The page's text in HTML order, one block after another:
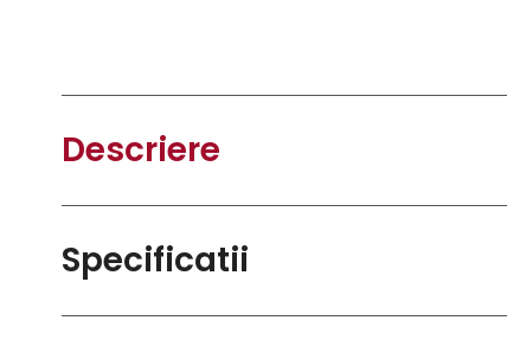
Descriere
Specificatii